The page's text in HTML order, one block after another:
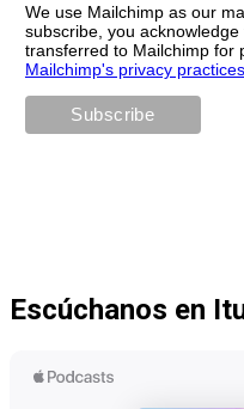
We use Mailchimp as our
subscribe, you
transferred to Mailchimp for
Mailchimp's privacy
Escúchanos en